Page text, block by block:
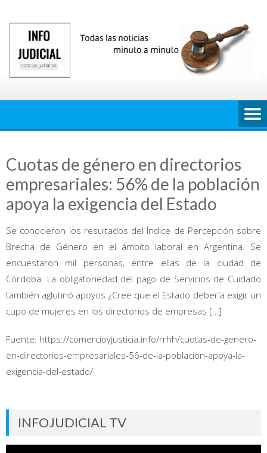
contenido
Cuotas de género en directorios
empresariales: 56% de la población
apoya la exigencia del Estado
Se conocieron los resultados del Índice de Percepción sobre
Brecha de Género en el ámbito laboral en Argentina. Se
encuestaron mil personas, entre ellas de la ciudad de
Córdoba. La obligatoriedad del pago de Servicios de Cuidado
también aglutinó apoyos ¿Cree que el Estado debería exigir un
cupo de mujeres en los directorios de empresas […]
Fuente: https://comercioyjusticia.info/rrhh/cuotas-de-genero-
en-directorios-empresariales-56-de-la-poblacion-apoya-la-
exigencia-del-estado/
INFOJUDICIAL TV